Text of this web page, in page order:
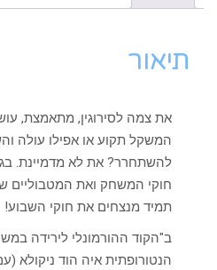
תיאור
את צמה לסירוגין, מתאמצת,
המשקל תקוע או אפילו עולה
חוקי המשחק ואת המטבוליים
תמיד מנצחים את חוקי השבוע!